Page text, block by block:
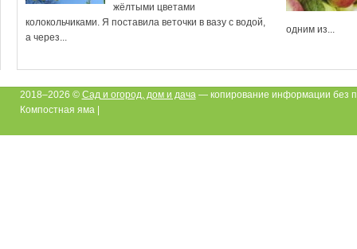
жёлтыми цветами
колокольчиками. Я поставила веточки в вазу с водой,
а через...
одним из...
2018–2026 © Сад и огород, дом и дача— копирование информации без
Компостная яма |